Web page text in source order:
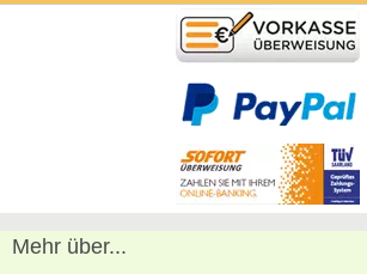
Mehr über...